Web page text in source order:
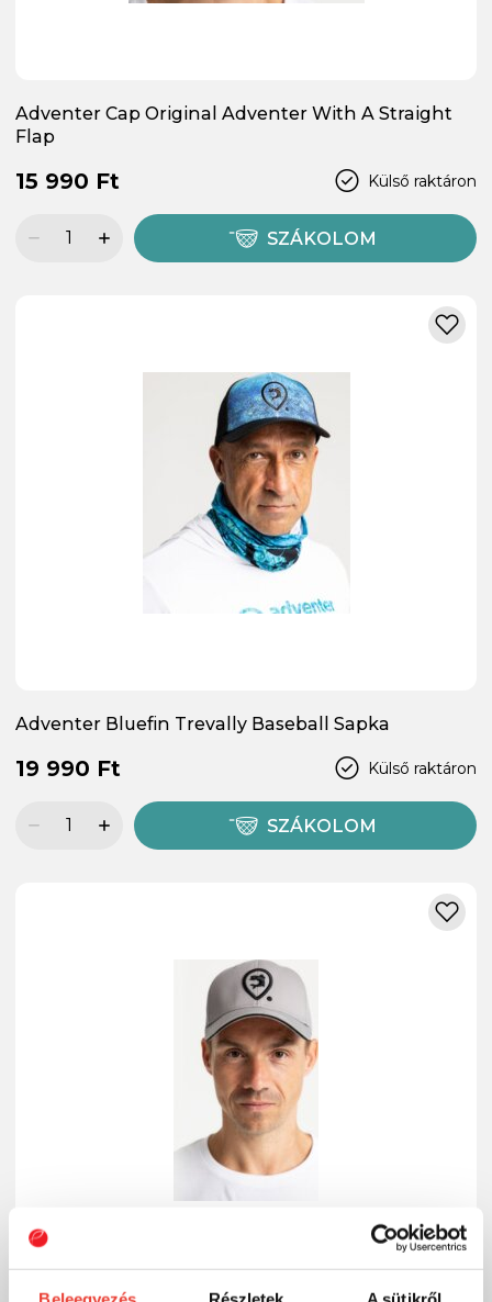
Adventer Cap Original Adventer With A Straight
Flap
Külső raktáron
15 990 Ft
SZÁKOLOM
Adventer Bluefin Trevally Baseball Sapka
Külső raktáron
19 990 Ft
SZÁKOLOM